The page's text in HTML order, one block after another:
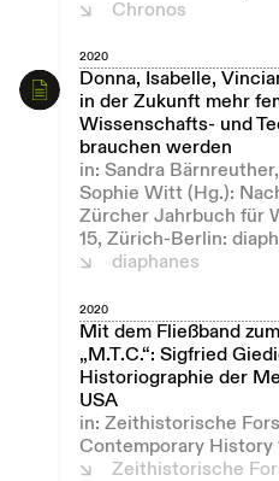
Chronos
2020
Donna, Isabelle,
in der Zukunft mehr
Wissenschafts- und
brauchen werden
in: Sandra
Sophie Witt (Hg.):
Zürcher Jahrbuch für
15, Zürich-Berlin:
diaphanes
2020
Mit dem Fließband
„M.T.C.“: Sigfried
Historiographie der
USA
in: Zeithistorische
Contemporary History
Zeithistorische